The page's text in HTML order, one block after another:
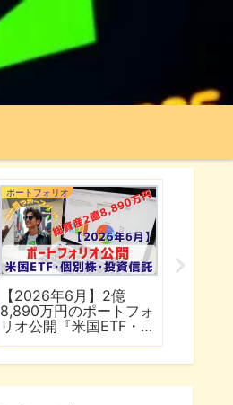
ポートフォリオ
【2026年6月】2億
8,890万円のポートフォ
リオ公開『米国ETF・個